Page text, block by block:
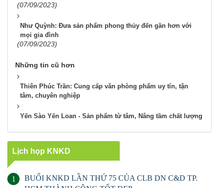
(07/09/2023)
Như Quỳnh: Đưa sản phẩm phong thủy đến gần hơn với
mọi gia đình
(07/09/2023)
Những tin cũ hơn
Thiên Phúc Trần: Cung cấp văn phòng phẩm uy tín, tận
tâm, chuyên nghiệp
Yến Sào Yến Loan - Sản phẩm từ tâm, Nâng tầm chất lượng
Lịch họp KNKD
1
BUỔI KNKD LẦN THỨ 75 CỦA CLB DN C&D TP.